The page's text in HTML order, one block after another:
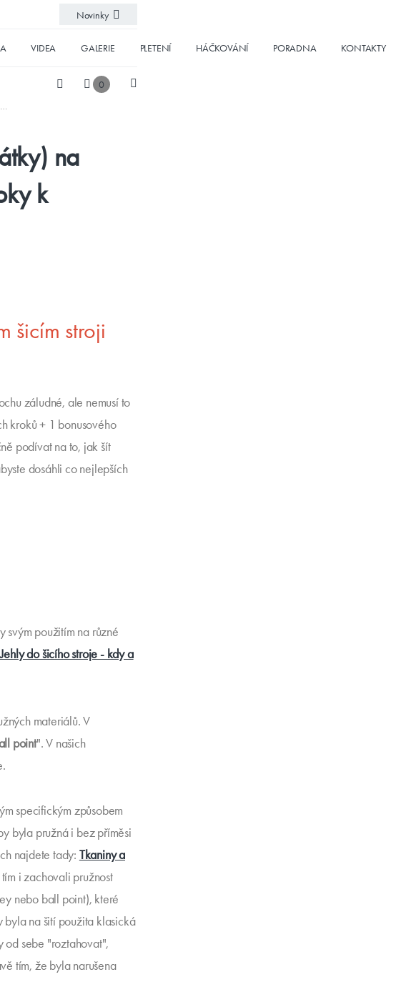
Novinky
VIDEA GALERIE PLETENÍ HÁČKOVÁNÍ PORADNA KONTAKTY
0
Jak šít úplet (a další pružné látky) na obyčejném šicím stroji - 4 kroky k dosažení skvělých výsledků
na
k
šicím stroji
záludné, ale nemusí to
kroků + 1 bonusového
podívat na to, jak šít
dosáhli co nejlepších
svým použitím na různé
Jehly do šicího stroje - kdy a
materiálů. V
point". V našich
specifickým způsobem
byla pružná i bez příměsi
najdete tady: Tkaniny a
i zachovali pružnost
nebo ball point), které
byla na šití použita klasická
od sebe "roztahovat",
tím, že byla narušena